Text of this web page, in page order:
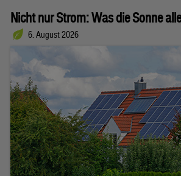
Nicht nur Strom: Was die Sonne
6. August 2026